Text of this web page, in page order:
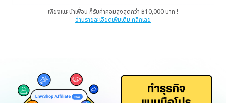
เพียงแนะนำเพื่อน ก็รับค่าคอมสูงสุดกว่า ฿10,000 บาท !
อ่านรายละเอียดเพิ่มเติม คลิกเลย